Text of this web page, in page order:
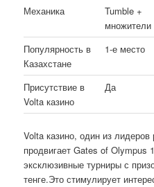
Механика
Tumble +
множители
Популярность в
Казахстане
1-е место
Присутствие в
Volta казино
Да
Volta казино, один из лидеров
продвигает Gates of
эксклюзивные турниры с
тенге.Это стимулирует